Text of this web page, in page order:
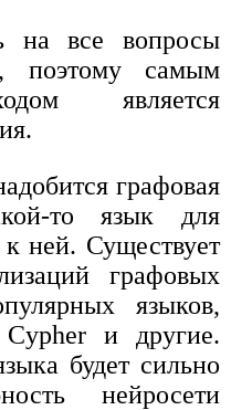
на все вопросы
поэтому самым
является
графовая
то язык для
ней. Существует
графовых
языков,
и другие.
будет сильно
нейросети